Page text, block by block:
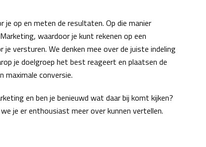
op en meten de resultaten. Op die manier
waardoor je kunt rekenen op een
versturen. We denken mee over de juiste indeling
je doelgroep het best reageert en plaatsen de
maximale conversie.
en ben je benieuwd wat daar bij komt kijken?
je er enthousiast meer over kunnen vertellen.